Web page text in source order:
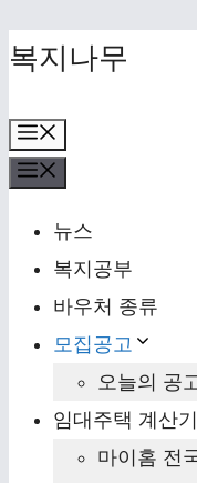
Skip
content
복지나무
뉴스
복지공부
바우처 종류
모집공고
오늘의 공
임대주택 계산기
마이홈 전